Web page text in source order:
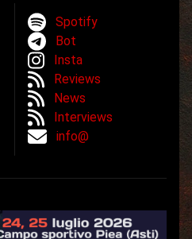
Spotify
Bot
Insta
Reviews
News
Interviews
info@